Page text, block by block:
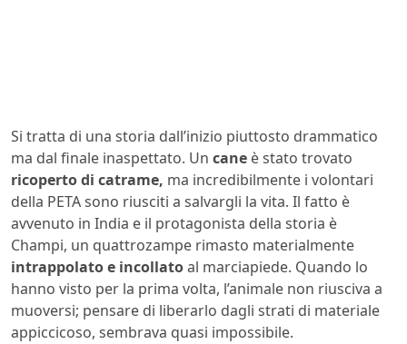
Si tratta di una storia dall’inizio piuttosto drammatico
ma dal finale inaspettato. Un cane è stato trovato
ricoperto di catrame, ma incredibilmente i volontari
della PETA sono riusciti a salvargli la vita. Il fatto è
avvenuto in India e il protagonista della storia è
Champi, un quattrozampe rimasto materialmente
intrappolato e incollatoal marciapiede. Quando lo
hanno visto per la prima volta, l’animale non riusciva a
muoversi; pensare di liberarlo dagli strati di materiale
appiccicoso, sembrava quasi impossibile.